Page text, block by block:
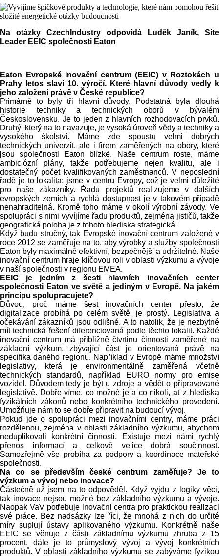
Na otázky CzechIndustry odpovídá Luděk Janík, Site
Leader EEIC společnosti Eaton
Eaton Evropské Inovační centrum (EEIC) v Roztokách u
Prahy letos slaví 10. výročí. Které hlavní důvody vedly k
jeho založení právě v České republice?
Primárně to byly tři hlavní důvody. Podstatná byla dlouhá
historie techniky a technických oborů v bývalém
Československu. Je to jeden z hlavních rozhodovacích prvků.
Druhý, který na to navazuje, je vysoká úroveň vědy a techniky a
vysokého školství. Máme zde spoustu velmi dobrých
technických univerzit, ale i firem zaměřených na obory, které
jsou společnosti Eaton blízké. Naše centrum roste, máme
ambiciózní plány, takže potřebujeme nejen kvalitu, ale i
dostatečný počet kvalifikovaných zaměstnanců. V neposlední
řadě je to lokalita; jsme v centru Evropy, což je velmi důležité
pro naše zákazníky. Řadu projektů realizujeme v dalších
evropských zemích a rychlá dostupnost je v takovém případě
nenahraditelná. Kromě toho máme v okolí výrobní závody. Ve
spolupráci s nimi vyvíjíme řadu produktů, zejména jističů, takže
geografická poloha je z tohoto hlediska strategická.
Když budu stručný, tak Evropské inovační centrum založené v
roce 2012 se zaměřuje na to, aby výrobky a služby společnosti
Eaton byly maximálně efektivní, bezpečnější a udržitelné. Naše
inovační centrum hraje klíčovou roli v oblasti výzkumu a vývoje
v naší společnosti v regionu EMEA.
EEIC je jedním z šesti hlavních inovačních center
společnosti Eaton ve světě a jediným v Evropě. Na jakém
principu spolupracujete?
Důvod, proč máme šest inovačních center přesto, že
digitalizace probíhá po celém světě, je prostý. Legislativa a
očekávání zákazníků jsou odlišné. A to natolik, že je nezbytné
mít technická řešení diferenciovaná podle těchto lokalit. Každé
inovační centrum má přibližně čtvrtinu činnosti zaměřené na
základní výzkum, zbývající část je orientovaná právě na
specifika daného regionu. Například v Evropě máme množství
legislativy, která je environmentálně zaměřená včetně
technických standardů, například EURO normy pro emise
vozidel. Důvodem tedy je být u zdroje a vědět o připravované
legislativě. Dobře víme, co možné je a co nikoli, ať z hlediska
fyzikálních zákonů nebo konkrétního technického provedení.
Umožňuje nám to se dobře připravit na budoucí vývoj.
Pokud jde o spolupráci mezi inovačními centry, máme práci
rozdělenou, zejména v oblasti základního výzkumu, abychom
neduplikovali konkrétní činnosti. Existuje mezi námi rychlý
přenos informací a celkově velice dobrá součinnost.
Samozřejmě vše probíhá za podpory a koordinace mateřské
společnosti.
Na co se především české centrum zaměřuje? Je to
výzkum a vývoj nebo inovace?
Částečně už jsem na to odpověděl. Když vyjdu z logiky věci,
tak inovace nejsou možné bez základního výzkumu a vývoje.
Naopak VaV potřebuje inovační centra pro praktickou realizaci
své práce. Bez nadsázky lze říci, že mnohá z nich do určité
míry suplují ústavy aplikovaného výzkumu. Konkrétně naše
EEIC se věnuje z části základnímu výzkumu zhruba z 15
procent, dále je to průmyslový vývoj a vývoj konkrétních
produktů. V oblasti základního výzkumu se zabýváme fyzikou